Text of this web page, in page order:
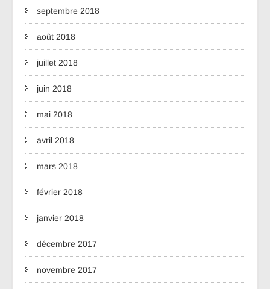
septembre 2018
août 2018
juillet 2018
juin 2018
mai 2018
avril 2018
mars 2018
février 2018
janvier 2018
décembre 2017
novembre 2017